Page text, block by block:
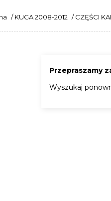
/ KUGA 2008-2012 / CZĘŚCI
Przepraszamy
Wyszukaj